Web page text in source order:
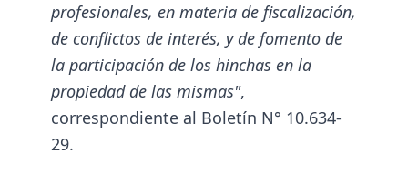
profesionales, en materia de fiscalización,
de conflictos de interés, y de fomento de
la participación de los hinchas en la
propiedad de las mismas",
correspondiente al Boletín N° 10.634-
29.